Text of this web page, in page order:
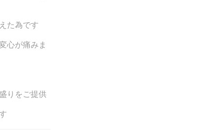
た為です
心が痛みま
りをご提供